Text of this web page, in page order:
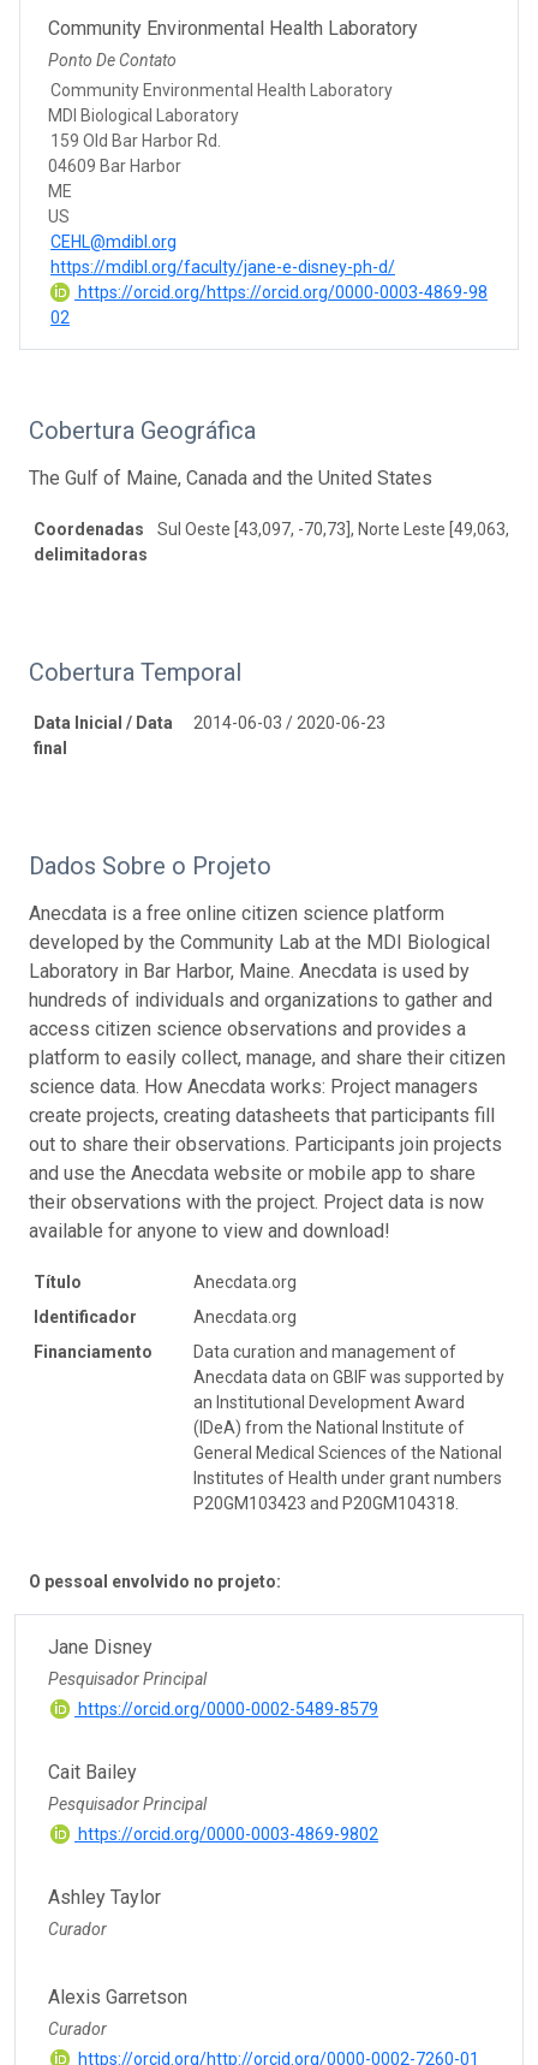
Community Environmental Health Laboratory
Ponto De Contato
Community Environmental Health Laboratory
MDI Biological Laboratory
159 Old Bar Harbor Rd.
04609 Bar Harbor
ME
US
CEHL@mdibl.org
https://mdibl.org/faculty/jane-e-disney-ph-d/
https://orcid.org/https://orcid.org/0000-0003-4869-98
02
Cobertura Geográfica
The Gulf of Maine, Canada and the United States
Coordenadas
delimitadoras
Sul Oeste [43,097, -70,73], Norte Leste [49,063, -
Cobertura Temporal
Data Inicial / Data
final
2014-06-03 / 2020-06-23
Dados Sobre o Projeto
Anecdata is a free online citizen science platform
developed by the Community Lab at the MDI Biological
Laboratory in Bar Harbor, Maine. Anecdata is used by
hundreds of individuals and organizations to gather and
access citizen science observations and provides a
platform to easily collect, manage, and share their citizen
science data. How Anecdata works: Project managers
create projects, creating datasheets that participants fill
out to share their observations. Participants join projects
and use the Anecdata website or mobile app to share
their observations with the project. Project data is now
available for anyone to view and download!
Título
Anecdata.org
Identificador
Anecdata.org
Financiamento
Data curation and management of
Anecdata data on GBIF was supported by
an Institutional Development Award
(IDeA) from the National Institute of
General Medical Sciences of the National
Institutes of Health under grant numbers
P20GM103423 and P20GM104318.
O pessoal envolvido no projeto:
Jane Disney
Pesquisador Principal
https://orcid.org/0000-0002-5489-8579
Cait Bailey
Pesquisador Principal
https://orcid.org/0000-0003-4869-9802
Ashley Taylor
Curador
Alexis Garretson
Curador
https://orcid.org/http://orcid.org/0000-0002-7260-01